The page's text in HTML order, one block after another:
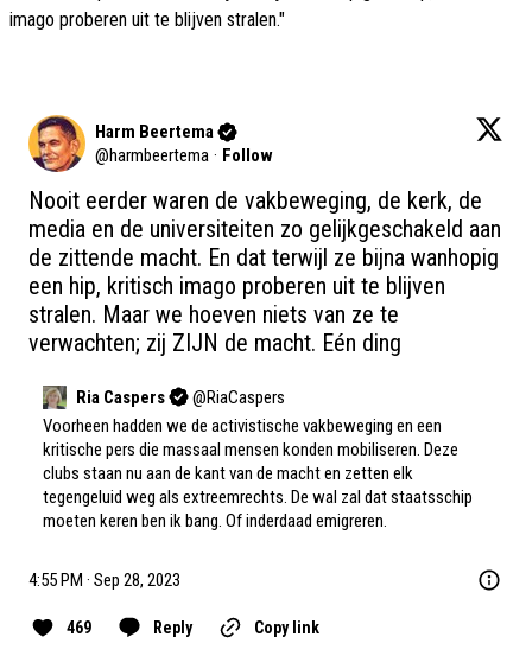
imago proberen uit te blijven stralen."
Harm Beertema
@harmbeertema · Follow
Nooit eerder waren de vakbeweging, de kerk, de
media en de universiteiten zo gelijkgeschakeld aan
de zittende macht. En dat terwijl ze bijna wanhopig
een hip, kritisch imago proberen uit te blijven
stralen. Maar we hoeven niets van ze te
verwachten; zij ZIJN de macht. Eén ding
Ria Caspers @RiaCaspers
Voorheen hadden we de activistische vakbeweging en een
kritische pers die massaal mensen konden mobiliseren. Deze
clubs staan nu aan de kant van de macht en zetten elk
tegengeluid weg als extreemrechts. De wal zal dat staatsschip
moeten keren ben ik bang. Of inderdaad emigreren.
4:55 PM · Sep 28, 2023
469 Reply Copy link